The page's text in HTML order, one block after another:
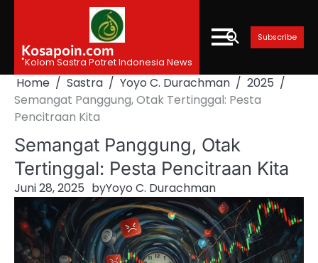
contentKosapoin.com
"Kolom Sastra Potret Indonesia News
Subscribe
Home Sastra Yoyo C. Durachman
2025
Semangat Panggung, Otak Tertinggal: Pesta
Pencitraan Kita
Semangat Panggung, Otak
Tertinggal: Pesta Pencitraan Kita
Juni 28, 2025 byYoyo C. Durachman